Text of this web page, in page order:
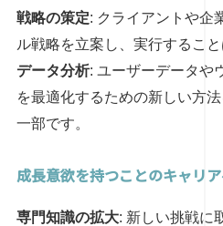
戦略の策定: クライアントや企
ル戦略を立案し、実行すること
データ分析: ユーザーデータや
を最適化するための新しい方
一部です。
成長意欲を持つことのキャリ
専門知識の拡大: 新しい挑戦に